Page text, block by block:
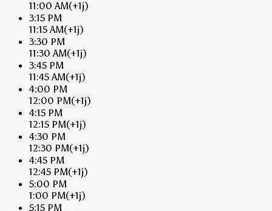
11:00 AM(+1j)
3:15 PM
11:15 AM(+1j)
3:30 PM
11:30 AM(+1j)
3:45 PM
11:45 AM(+1j)
4:00 PM
12:00 PM(+1j)
4:15 PM
12:15 PM(+1j)
4:30 PM
12:30 PM(+1j)
4:45 PM
12:45 PM(+1j)
5:00 PM
1:00 PM(+1j)
5:15 PM